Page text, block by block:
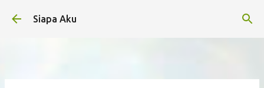
Langsung ke konten utama
Siapa Aku